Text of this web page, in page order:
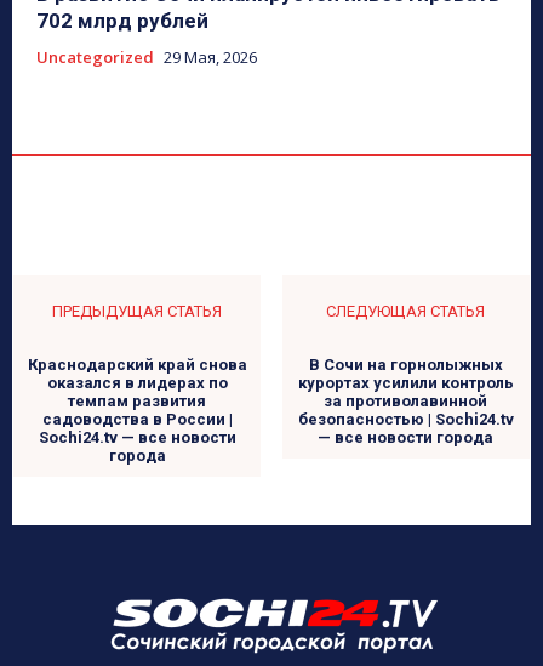
702 млрд рублей
Uncategorized 29 Мая, 2026
ПРЕДЫДУЩАЯ СТАТЬЯ
Краснодарский край снова
оказался в лидерах по
темпам развития
садоводства в России |
Sochi24.tv — все новости
города
СЛЕДУЮЩАЯ СТАТЬЯ
В Сочи на горнолыжных
курортах усилили контроль
за противолавинной
безопасностью | Sochi24.tv
— все новости города